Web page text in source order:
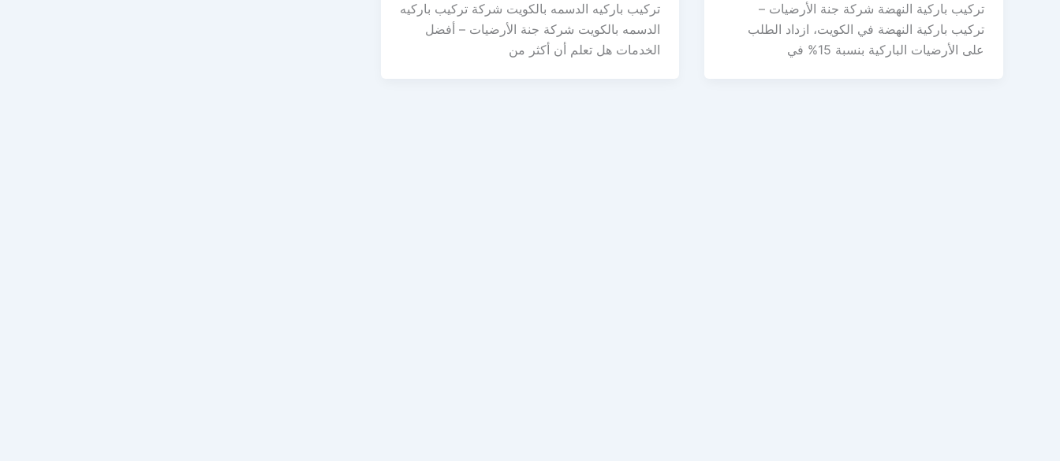
تركيب باركية النهضة شركة جنة الأرضيات –
تركيب باركية النهضة في الكويت، ازداد الطلب
على الأرضيات الباركية بنسبة 15% في
تركيب باركيه الدسمه بالكويت شركة تركيب باركيه
الدسمه بالكويت شركة جنة الأرضيات – أفضل
الخدمات هل تعلم أن أكثر من